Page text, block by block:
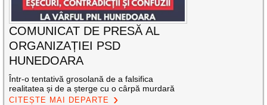
COMUNICAT DE PRESĂ AL
ORGANIZAȚIEI PSD
HUNEDOARA
Într-o tentativă grosolană de a falsifica
realitatea și de a șterge cu o cârpă murdară
CITEȘTE MAI DEPARTE